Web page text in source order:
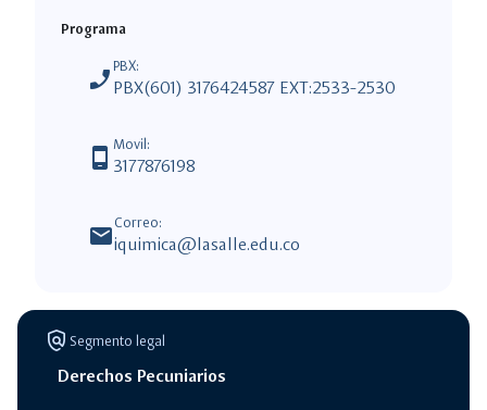
Programa
phone_enabled PBX:
PBX(601) 3176424587 EXT:2533-2530
phone_android Movil:
3177876198
mail Correo:
iquimica@lasalle.edu.co
policy Segmento legal
Derechos Pecuniarios